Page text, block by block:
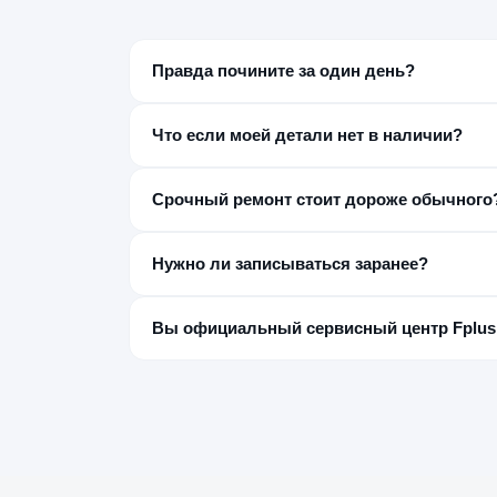
Правда почините за один день?
бесплатной диагностики, до начала работ.
Что если моей детали нет в наличии?
выдаче.
Срочный ремонт стоит дороже
Нужно ли записываться заранее?
сэкономить время.
Вы официальный сервисный центр Fplus